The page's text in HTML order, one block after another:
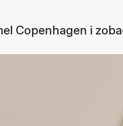
Copenhagen i